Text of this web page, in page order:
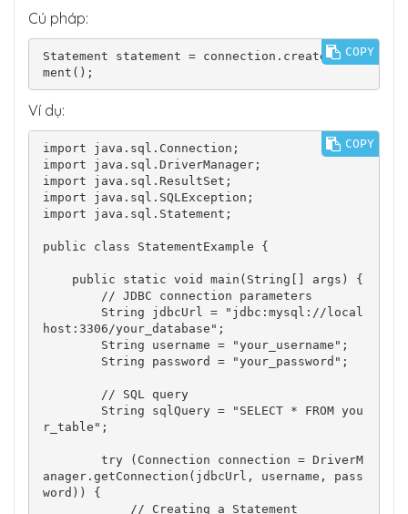
Cú pháp:
Statement statement = connection.createState
COPY
Ví dụ:
import java.sql.Connection;
import java.sql.DriverManager;
import java.sql.ResultSet;
import java.sql.SQLException;
import java.sql.Statement;
public class StatementExample {
host:3306/your_database";
r_table";
anager.getConnection(jdbcUrl, username, pass
word)) {
COPY